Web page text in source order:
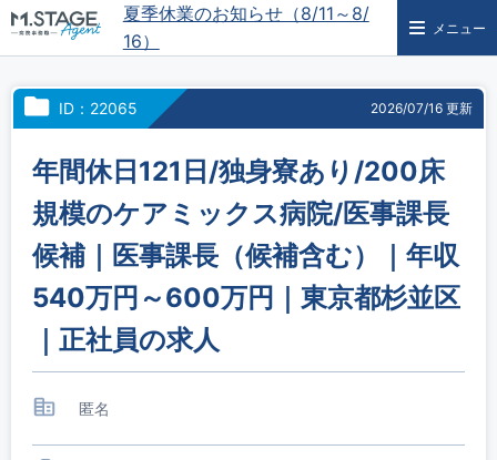
夏季休業のお知らせ（8/11～8/
16）
メニュー
ID：22065 2026/07/16 更新
年間休日121日/独身寮あり/200床
規模のケアミックス病院/医事課長
候補｜医事課長（候補含む）｜年収
540万円～600万円｜東京都杉並区
｜正社員の求人
匿名